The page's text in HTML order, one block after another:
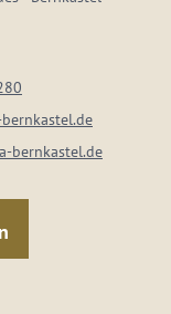
bernkastel.de